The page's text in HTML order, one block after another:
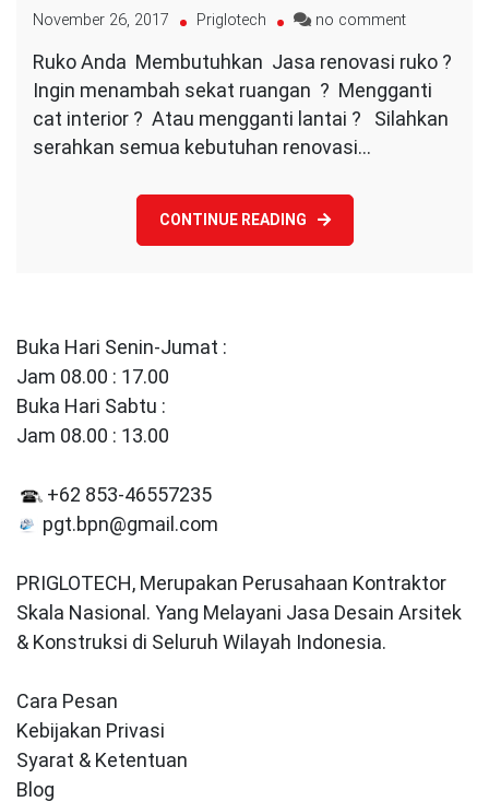
November 26, 2017 Priglotech no commenton
Renovasi
Ruko
Ruko Anda Membutuhkan Jasa renovasi ruko ?
Ingin menambah sekat ruangan ? Mengganti
cat interior ? Atau mengganti lantai ? Silahkan
serahkan semua kebutuhan renovasi…
CONTINUE READING
Buka Hari Senin-Jumat :
Jam 08.00 : 17.00
Buka Hari Sabtu :
Jam 08.00 : 13.00
+62 853-46557235
pgt.bpn@gmail.com
PRIGLOTECH, Merupakan Perusahaan Kontraktor
Skala Nasional. Yang Melayani Jasa Desain Arsitek
& Konstruksi di Seluruh Wilayah Indonesia.
Cara Pesan
Kebijakan Privasi
Syarat & Ketentuan
Blog